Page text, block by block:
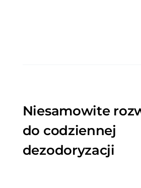
Niesamowite
do codziennej
dezodoryzacji